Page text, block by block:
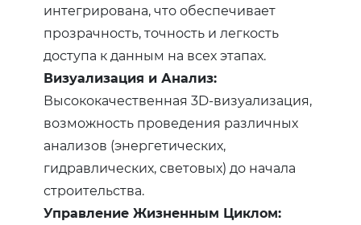
интегрирована, что обеспечивает
прозрачность, точность и легкость
доступа к данным на всех этапах.
Визуализация и Анализ:
Высококачественная 3D-визуализация,
возможность проведения различных
анализов (энергетических,
гидравлических, световых) до начала
строительства.
Управление Жизненным Циклом: